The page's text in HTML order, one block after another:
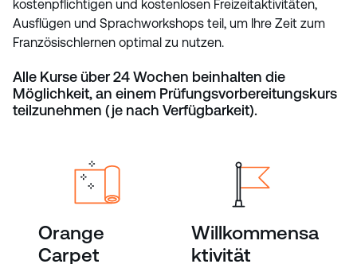
kostenpflichtigen und kostenlosen Freizeitaktivitäten,
Ausflügen und Sprachworkshops teil, um Ihre Zeit zum
Französischlernen optimal zu nutzen.
Alle Kurse über 24 Wochen beinhalten die
Möglichkeit, an einem Prüfungsvorbereitungskurs
teilzunehmen (je nach Verfügbarkeit).
Orange
Carpet
Willkommensa
ktivität